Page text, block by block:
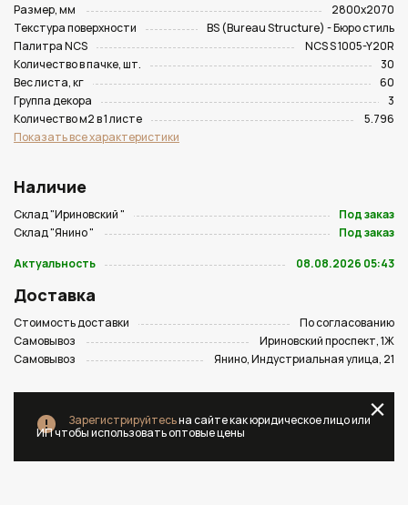
Размер, мм
2800х2070
Текстура поверхности
BS (Bureau Structure) - Бюро стиль
Палитра NCS
NCS S 1005-Y20R
Количество в пачке, шт.
30
Вес листа, кг
60
Группа декора
3
Количество м2 в 1 листе
5.796
Показать все характеристики
Наличие
Склад "Ириновский "
Под заказ
Склад "Янино "
Под заказ
Актуальность
08.08.2026 05:43
Доставка
Стоимость доставки
По согласованию
Самовывоз
Ириновский проспект, 1Ж
Самовывоз
Янино, Индустриальная улица, 21
Зарегистрируйтесьна сайте как юридическое лицо или
ИП чтобы использовать оптовые цены